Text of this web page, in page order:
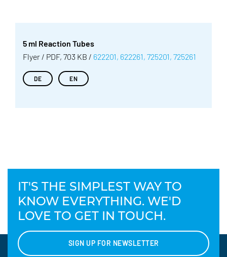
5 ml Reaction Tubes
Flyer / PDF, 703 KB / 622201, 622261, 725201, 725261
DE EN
IT'S THE SIMPLEST WAY TO
KNOW EVERYTHING. WE'D
LOVE TO GET IN TOUCH.
SIGN UP FOR NEWSLETTER